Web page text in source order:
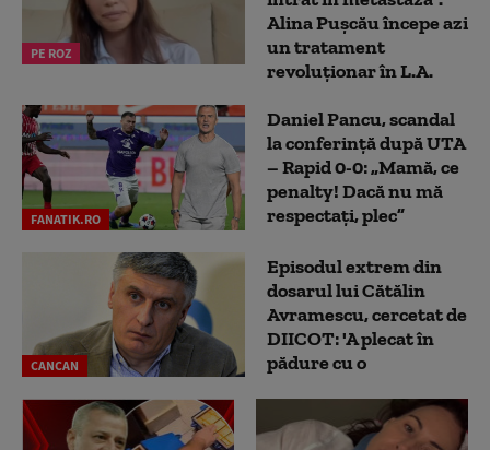
PE ROZ
Alina Pușcău începe azi
un tratament
revoluționar în L.A.
FANATIK.RO
Daniel Pancu, scandal
la conferință după UTA
– Rapid 0-0: „Mamă, ce
penalty! Dacă nu mă
respectați, plec”
CANCAN
Episodul extrem din
dosarul lui Cătălin
Avramescu, cercetat de
DIICOT: 'A plecat în
pădure cu o